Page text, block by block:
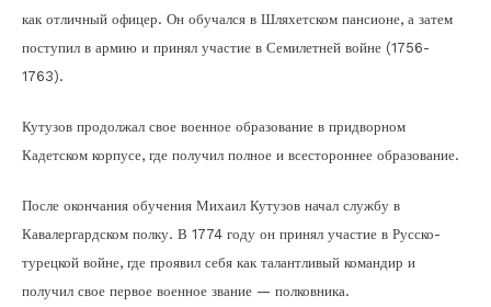
как отличный офицер. Он обучался в Шляхетском пансионе, а затем
поступил в армию и принял участие в Семилетней войне (1756-
1763).
Кутузов продолжал свое военное образование в придворном
Кадетском корпусе, где получил полное и всестороннее образование.
После окончания обучения Михаил Кутузов начал службу в
Кавалергардском полку. В 1774 году он принял участие в Русско-
турецкой войне, где проявил себя как талантливый командир и
получил свое первое военное звание — полковника.